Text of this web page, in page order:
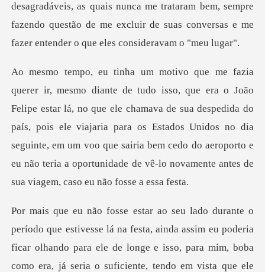
desagradáveis, as quais nunca me trataram bem, se
ue ele chamava de sua despedida do
país, pois ele viajaria para os Estados Unidos no dia
seguinte, em um voo que sairia be
ficar olhando para ele de longe e isso, para mim, boba
como era, já seria o suficiente, tendo em vista que ele